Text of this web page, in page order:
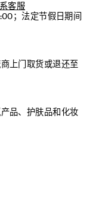
客服
；法定节假日期间
上门取货或退还至
品、护肤品和化妆